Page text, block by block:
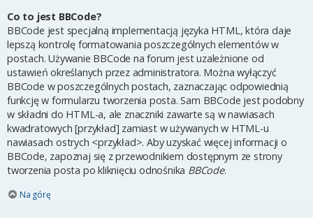
Co to jest BBCode?
BBCode jest specjalną implementacją języka HTML, która daje
lepszą kontrolę formatowania poszczególnych elementów w
postach. Używanie BBCode na forum jest uzależnione od
ustawień określanych przez administratora. Można wyłączyć
BBCode w poszczególnych postach, zaznaczając odpowiednią
funkcję w formularzu tworzenia posta. Sam BBCode jest podobny
w składni do HTML-a, ale znaczniki zawarte są w nawiasach
kwadratowych [przykład] zamiast w używanych w HTML-u
nawiasach ostrych <przykład>. Aby uzyskać więcej informacji o
BBCode, zapoznaj się z przewodnikiem dostępnym ze strony
tworzenia posta po kliknięciu odnośnika BBCode.
Na górę